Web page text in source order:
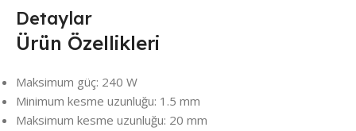
Detaylar
Ürün Özellikleri
Maksimum güç: 240 W
Minimum kesme uzunluğu: 1.5 mm
Maksimum kesme uzunluğu: 20 mm